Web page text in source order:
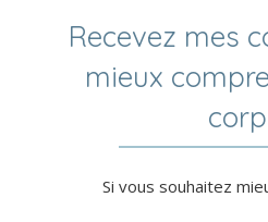
Recevez mes
mieux
Si vous souhaitez